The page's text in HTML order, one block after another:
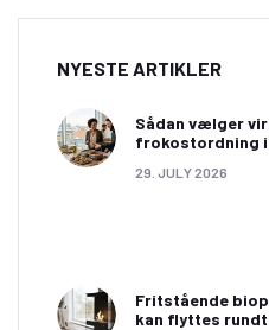
NYESTE ARTIKLER
Sådan vælger
frokostordning i
29. JULY 2026
Fritstående
kan flyttes rundt